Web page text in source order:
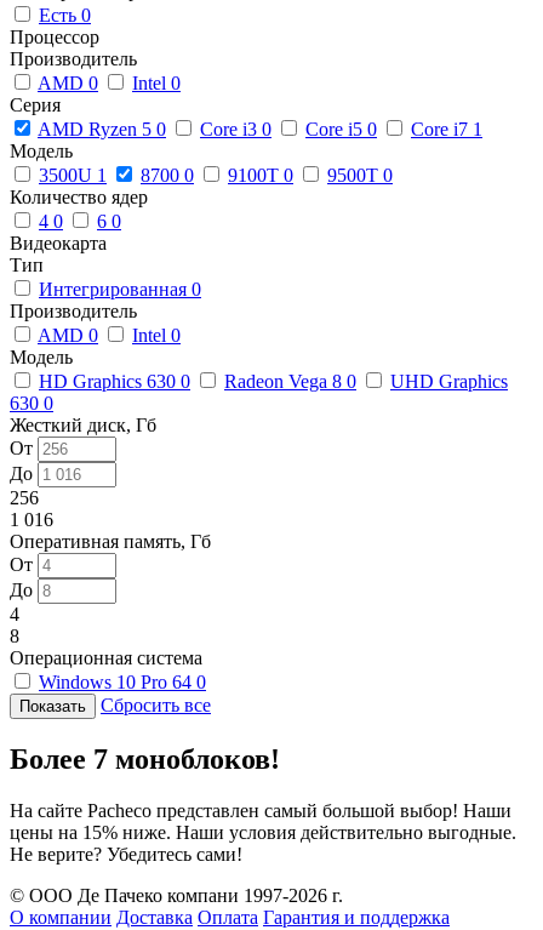
Есть 0
Процессор
Производитель
AMD 0 Intel 0
Серия
AMD Ryzen 5 0 Core i3 0 Core i5 0 Core i7 1
Модель
3500U 1 8700 0 9100T 0 9500T 0
Количество ядер
4 0 6 0
Видеокарта
Тип
Интегрированная 0
Производитель
AMD 0 Intel 0
Модель
HD Graphics 630 0 Radeon Vega 8 0
UHD Graphics
630 0
Жесткий диск, Гб
От
До
256
1 016
Оперативная память, Гб
От
До
4
8
Операционная система
Windows 10 Pro 64 0
Сбросить все
Более 7 моноблоков!
На сайте Pacheco представлен самый большой выбор! Наши
цены на 15% ниже. Наши условия действительно выгодные.
Не верите? Убедитесь сами!
© ООО Де Пачеко компани 1997-2026 г.
О компании Доставка Оплата Гарантия и поддержка